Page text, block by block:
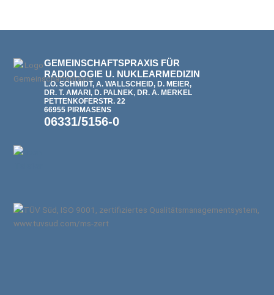
GEMEINSCHAFTSPRAXIS FÜR
RADIOLOGIE U. NUKLEARMEDIZIN
L.O. SCHMIDT, A. WALLSCHEID, D. MEIER,
DR. T. AMARI, D. PALNEK, DR. A. MERKEL
PETTENKOFERSTR. 22
66955 PIRMASENS
06331/5156-0